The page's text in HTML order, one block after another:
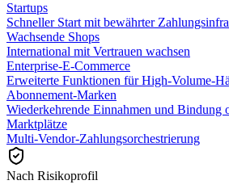
Startups
Schneller Start mit bewährter
Wachsende Shops
International mit Vertrauen wachsen
Enterprise-E-Commerce
Erweiterte Funktionen für High-Volume-
Abonnement-Marken
Wiederkehrende Einnahmen und Bindung
Marktplätze
Multi-Vendor-Zahlungsorchestrierung
Nach Risikoprofil